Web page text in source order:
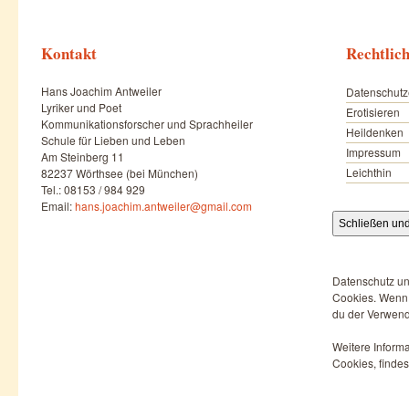
Kontakt
Hans Joachim Antweiler
Lyriker und Poet
Kommunikationsforscher und Sprachheiler
Schule für Lieben und Leben
Am Steinberg 11
82237 Wörthsee (bei München)
Tel.: 08153 / 984 929
Email:hans.joachim.antweiler@gmail.com
Erotisieren
Heildenken
Impressum
Leichthin
Datenschutz
Cookies.
du der
Weitere
Cookies,